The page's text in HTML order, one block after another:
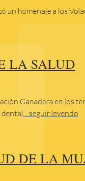
homenaje a los
LA SALUD
Ganadera en los
dental ... seguir leyendo
DE LA